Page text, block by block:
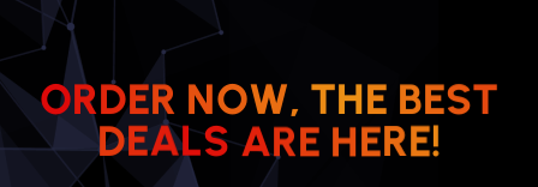
ORDER NOW, THE BEST
DEALSARE HERE!